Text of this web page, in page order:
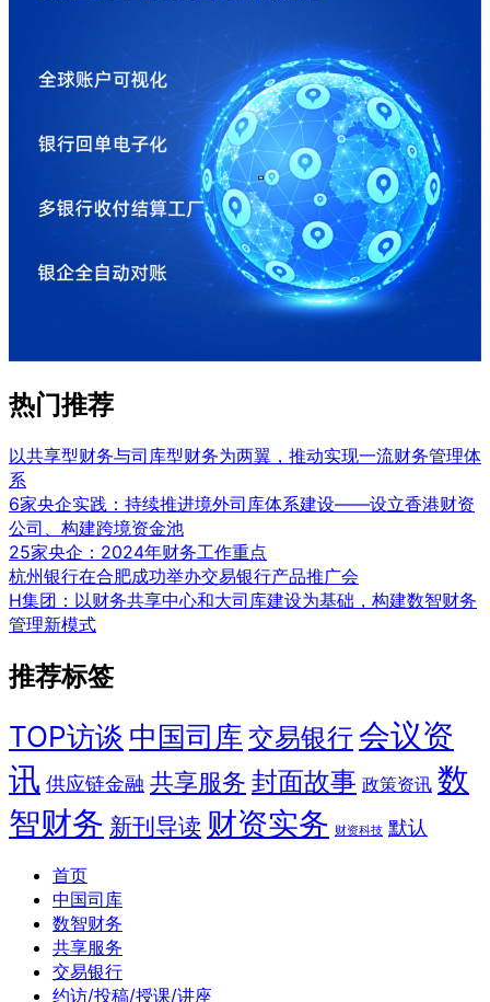
热门推荐
以共享型财务与司库型财务为两翼，推动实现一流财务管理体
系
6家央企实践：持续推进境外司库体系建设——设立香港财资
公司、构建跨境资金池
25家央企：2024年财务工作重点
杭州银行在合肥成功举办交易银行产品推广会
H集团：以财务共享中心和大司库建设为基础，构建数智财务
管理新模式
推荐标签
TOP访谈 中国司库 交易银行会议资
讯 供应链金融 共享服务 封面故事 政策资讯 数
智财务 新刊导读 财资实务 财资科技 默认
首页
中国司库
数智财务
共享服务
交易银行
约访/投稿/授课/讲座